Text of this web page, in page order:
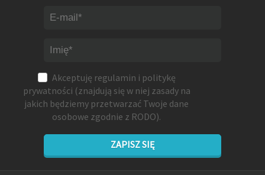
Akceptuję regulamin i politykę
prywatności (znajdują się w niej zasady na
jakich będziemy przetwarzać Twoje dane
osobowe zgodnie z RODO).
ZAPISZ SIĘ